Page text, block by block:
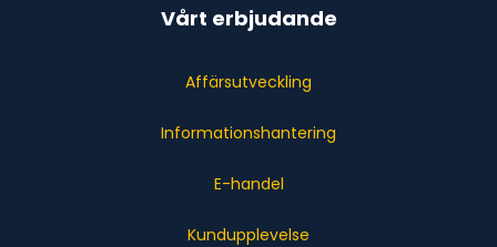
Vårt erbjudande
Affärsutveckling
Informationshantering
E-handel
Kundupplevelse